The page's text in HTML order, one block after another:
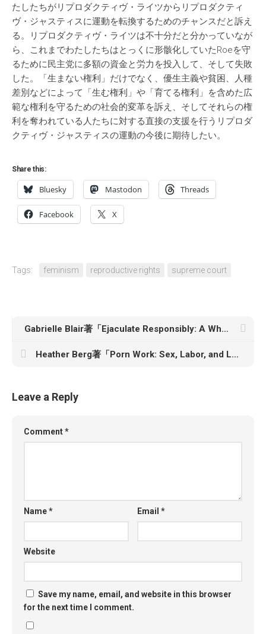
たしたちがリプロダクティヴ・ライツからリプロダクティ
ヴ・ジャスティスに運動を転換するためのチャンスだと訴え
る。リプロダクティヴ・ライツは不十分だと分かっていなが
ら、これまでわたしたちはとっくに形骸化していたRoeを守
るために民主党に多額の資金と労力を投入して、そして失敗
した。「生まない権利」だけでなく、優生主義や貧困、人種
差別などによって「生む権利」や「育てる権利」を含めた広
範な権利を守るための社会的変革を訴え、そしてそれらの権
利を奪われている人たちに対する直接の支援を行うリプロダ
クティヴ・ジャスティスの運動の今後に期待したい。
Share this:
Bluesky Mastodon Threads
Facebook X
Tags: feminism reproductive rights supreme court
Gabrielle Blair著「Ejaculate Responsibly: A Whole New Way to Think About Abortion」
Heather Berg著「Porn Work: Sex, Labor, and Late Capitalism」
Leave a Reply
Comment*
Name* Email*
Website
Save my name, email, and website in this browser
for the next time I comment.